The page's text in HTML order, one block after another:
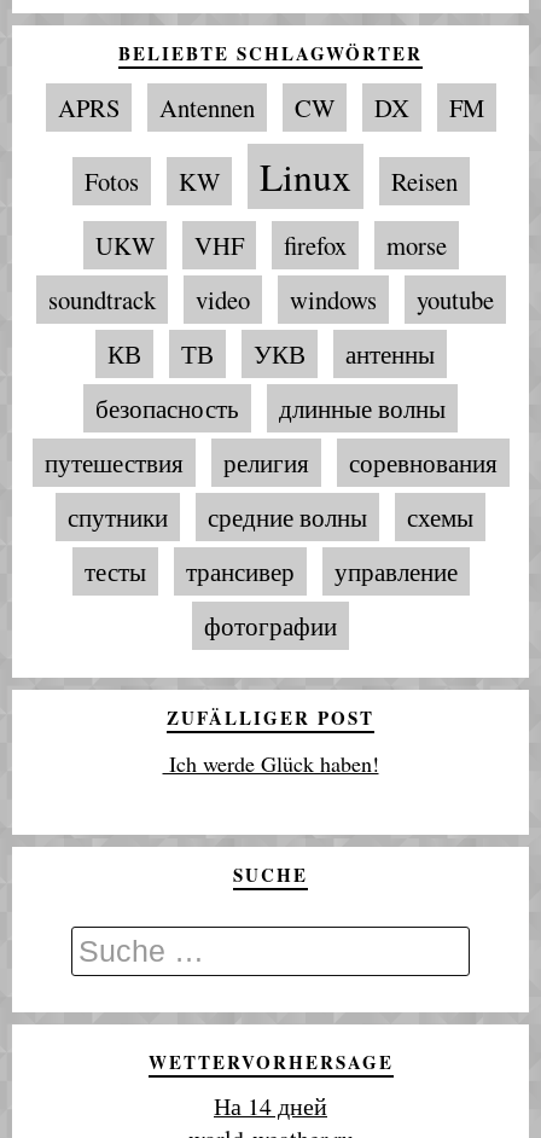
BELIEBTE SCHLAGWÖRTER
APRS Antennen CW DX FM
Fotos KW Linux
Reisen
UKW
VHF firefox
morse
soundtrack
video windows
youtube
КВ
ТВ УКВ
антенны
безопасность
длинные волны
путешествия
религия
соревнования
спутники
средние волны
схемы
тесты
трансивер
управление
фотографии
ZUFÄLLIGER POST
Ich werde Glück haben!
SUCHE
WETTERVORHERSAGE
На 14 дней